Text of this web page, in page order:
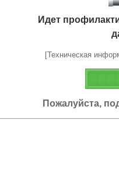
Идет
[Техническая
Пожалуйста,